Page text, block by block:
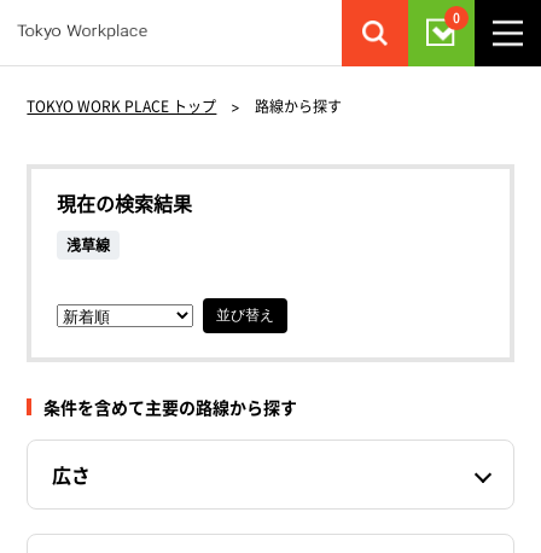
0
TOKYO WORK PLACE トップ >路線から探す
現在の検索結果
浅草線
並び替え
条件を含めて主要の路線から探す
広さ